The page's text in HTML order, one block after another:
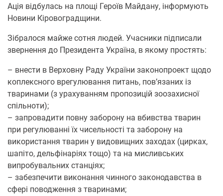
Ація відбулась на площі Героїв Майдану, інформують
Новини Кіровоградщини.
Зібралося майже сотня людей. Учасники підписали
звернення до Президента Україна, в якому простять:
– внести в Верховну Раду України законопроект щодо
коплексного врегулювання питань, пов’язаних із
тваринами (з урахуванням пропозицій зоозахисної
спільноти);
– запровадити повну заборону на вбивства тварин
при регулюванні їх чисельності та заборону на
використання тварин у видовищних заходах (цирках,
шапіто, дельфінаріях тощо) та на мисливських
випробувальних станціях;
– забезпечити виконання чинного законодавства в
сфері поводження з тваринами;